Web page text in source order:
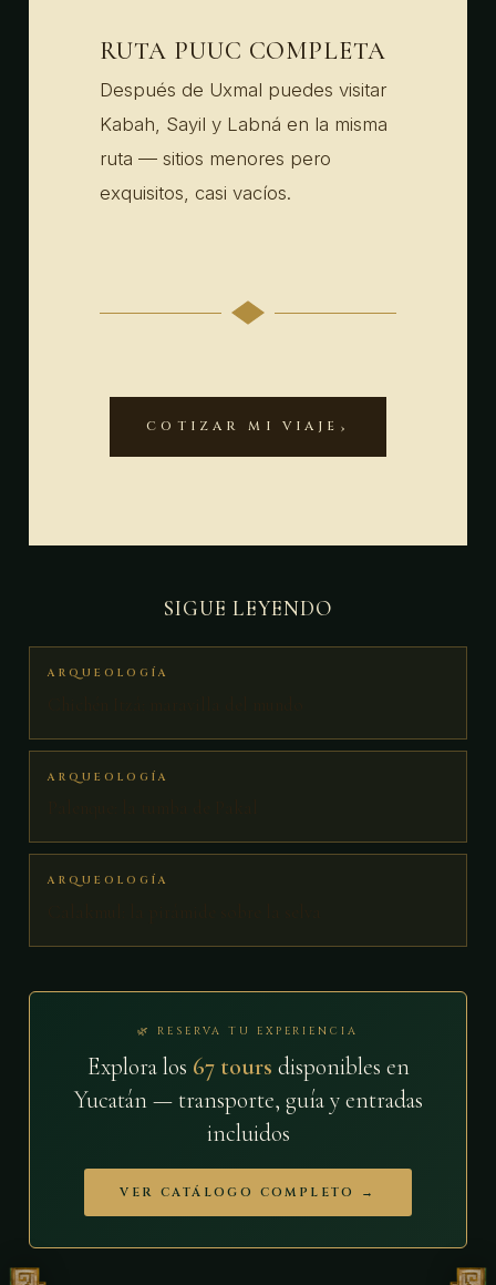
RUTA PUUC COMPLETA
Después de Uxmal puedes visitar
Kabah, Sayil y Labná en la misma
ruta — sitios menores pero
exquisitos, casi vacíos.
COTIZAR MI VIAJE
SIGUE LEYENDO
ARQUEOLOGÍA
ARQUEOLOGÍA
ARQUEOLOGÍA
🌿 RESERVA TU EXPERIENCIA
Explora los 67 tours disponibles en
Yucatán — transporte, guía y entradas
incluidos
VER CATÁLOGO COMPLETO →